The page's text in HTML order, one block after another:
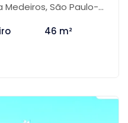
São Paulo-SP
46 m²